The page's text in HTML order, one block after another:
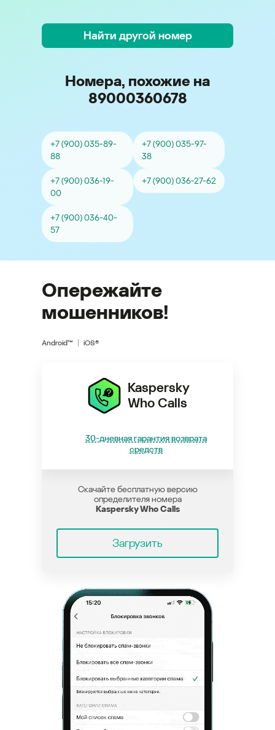
Найти другой номер
Номера, похожие на
89000360678
+7 (900) 035-89-
88
+7 (900) 035-97-
38
+7 (900) 036-19-
00
+7 (900) 036-27-62
+7 (900) 036-40-
57
Опережайте
мошенников!
Android™ iOS®
Kaspersky
Who Calls
30-дневная гарантия возврата
средств
Скачайте бесплатную версию
определителя номера
Kaspersky Who Calls
Загрузить